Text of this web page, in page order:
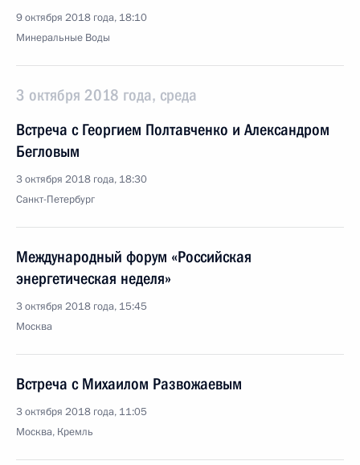
9 октября 2018 года, 18:10
Минеральные Воды
3 октября 2018 года, среда
Встреча с Георгием Полтавченко и Александром
Бегловым
3 октября 2018 года, 18:30
Санкт-Петербург
Международный форум «Российская
энергетическая неделя»
3 октября 2018 года, 15:45
Москва
Встреча с Михаилом Развожаевым
3 октября 2018 года, 11:05
Москва, Кремль